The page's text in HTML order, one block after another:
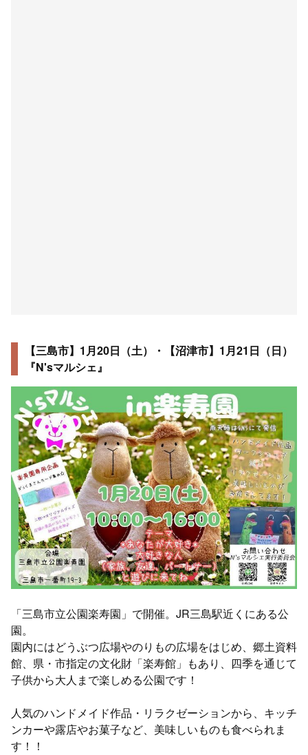
【三島市】1月20日（土）・【沼津市】1月21日（日）
『N'sマルシェ』
「三島市立公園楽寿園」で開催。JR三島駅近くにある公
園。
園内にはどうぶつ広場やのりもの広場をはじめ、郷土資料
館、県・市指定の文化財「楽寿館」もあり、四季を通じて
子供から大人まで楽しめる公園です！
人気のハンドメイド作品・リラクゼーションから、キッチ
ンカーや露店やお菓子など、美味しいものも食べられま
す！！